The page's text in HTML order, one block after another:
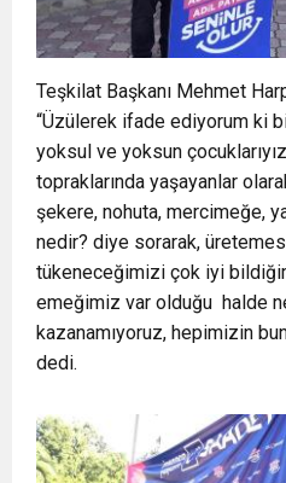
Teşkilat Başkanı Mehmet
“Üzülerek ifade ediyorum ki
yoksul ve yoksun
topraklarında yaşayanlar
şekere, nohuta, mercimeğe,
nedir? diye sorarak,
tükeneceğimizi çok iyi
emeğimiz var olduğu halde
kazanamıyoruz, hepimizin
dedi.